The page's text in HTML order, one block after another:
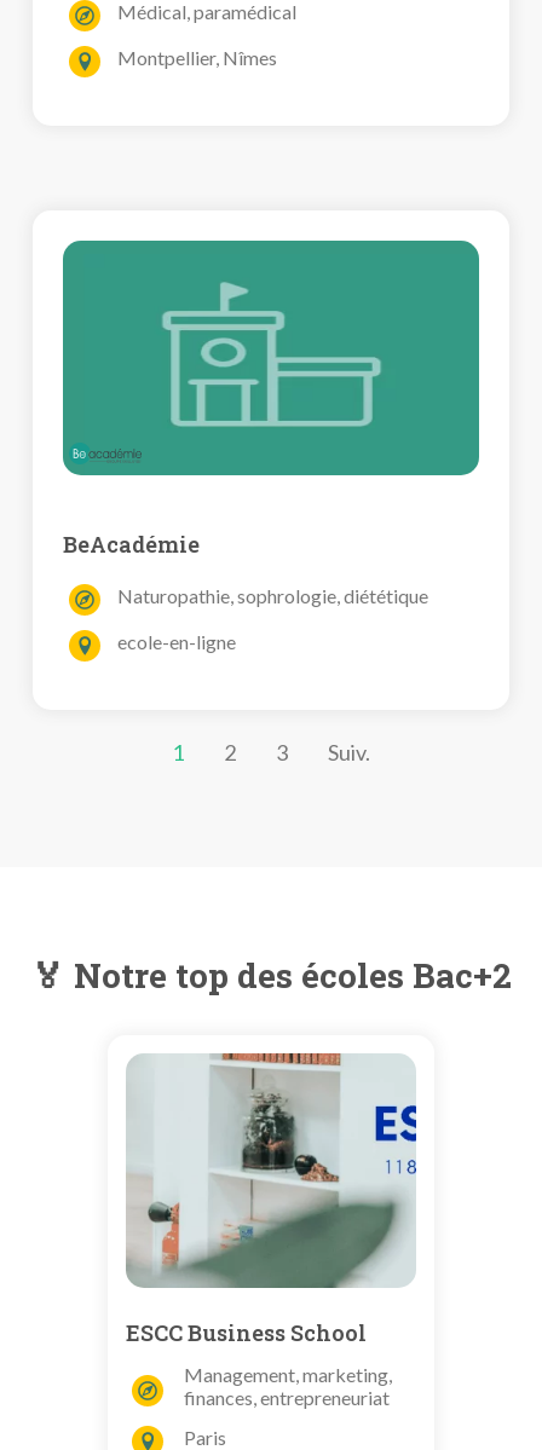
Médical, paramédical
Montpellier, Nîmes
BeAcadémie
Naturopathie, sophrologie, diététique
ecole-en-ligne
1 2 3 Suiv.
🏅 Notre top des écoles Bac+2
ESCC Business School
Management, marketing,
finances, entrepreneuriat
Paris